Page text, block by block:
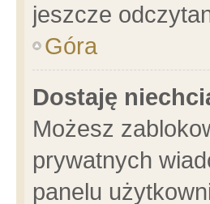
jeszcze
Góra
Dostaję
Możesz
prywatnych
panelu